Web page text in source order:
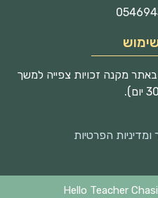
מקנה זכויות צפייה למשך
הפרטיות